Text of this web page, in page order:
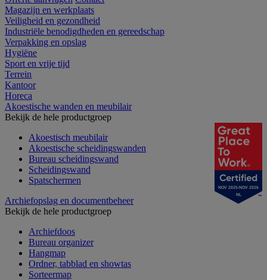
Magazijn en werkplaats
Veiligheid en gezondheid
Industriële benodigdheden en gereedschap
Verpakking en opslag
Hygiëne
Sport en vrije tijd
Terrein
Kantoor
Horeca
Akoestische wanden en meubilair
Bekijk de hele productgroep
Akoestisch meubilair
Akoestische scheidingswanden
Bureau scheidingswand
Scheidingswand
Spatschermen
Archiefopslag en documentbeheer
Bekijk de hele productgroep
Archiefdoos
Bureau organizer
Hangmap
Ordner, tabblad en showtas
Sorteermap
NOV 2025-NOV 2026
NL